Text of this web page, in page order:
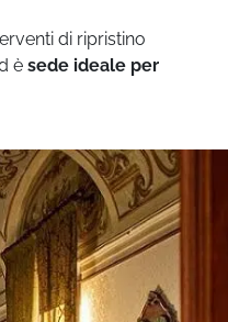
di ripristino
è sede ideale per